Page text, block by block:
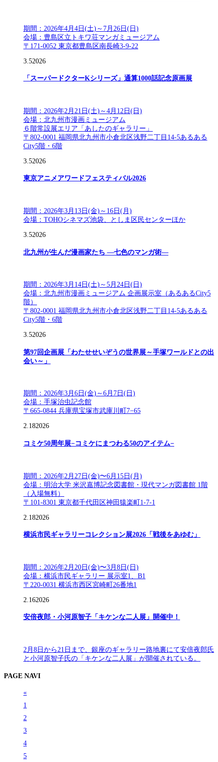
期間：2026年4月4日(土)～7月26日(日)
会場：豊島区立トキワ荘マンガミュージアム
〒171-0052 東京都豊島区南長崎3-9-22
3.52026
「スーパードクターKシリーズ」通算1000話記念原画展
期間：2026年2月21日(土)～4月12日(日)
会場：北九州市漫画ミュージアム
６階常設展エリア「あしたのギャラリー」
〒802-0001 福岡県北九州市小倉北区浅野二丁目14-5あるある
City5階・6階
3.52026
東京アニメアワードフェスティバル2026
期間：2026年3月13日(金)～16日(月)
会場：TOHOシネマズ池袋、としま区民センターほか
3.52026
北九州が生んだ漫画家たち ―七色のマンガ術―
期間：2026年3月14日(土)～5月24日(日)
会場：北九州市漫画ミュージアム 企画展示室（あるあるCity5
階）
〒802-0001 福岡県北九州市小倉北区浅野二丁目14-5あるある
City5階・6階
3.52026
第97回企画展「わたせせいぞうの世界展～手塚ワールドとの出
会い～」
期間：2026年3月6日(金)～6月7日(日)
会場：手塚治虫記念館
〒665-0844 兵庫県宝塚市武庫川町7−65
2.182026
コミケ50周年展−コミケにまつわる50のアイテム−
期間：2026年2月27日(金)〜6月15日(月)
会場：明治大学 米沢嘉博記念図書館・現代マンガ図書館 1階
（入場無料）
〒101-8301 東京都千代田区神田猿楽町1-7-1
2.182026
横浜市民ギャラリーコレクション展2026「戦後をあゆむ」
期間：2026年2月20日(金)〜3月8日(日)
会場：横浜市民ギャラリー 展示室1、B1
〒220-0031 横浜市西区宮崎町26番地1
2.162026
安倍夜郎・小河原智子「キケンな二人展」開催中！
2月8日から21日まで、銀座のギャラリー路地裏にて安倍夜郎氏
と小河原智子氏の「キケンな二人展」が開催されている。
PAGE NAVI
«
1
2
3
4
5